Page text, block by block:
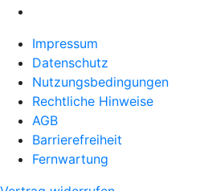
Impressum
Datenschutz
Nutzungsbedingungen
Rechtliche Hinweise
AGB
Barrierefreiheit
Fernwartung